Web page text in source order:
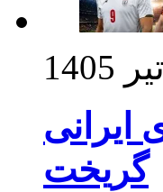
ایرانی
گریخت